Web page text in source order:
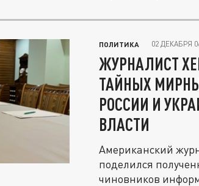
ПОЛИТИКА 02 ДЕКАБРЯ
ЖУРНАЛИСТ
ТАЙНЫХ
РОССИИ И
ВЛАСТИ
Американский
поделился
чиновников